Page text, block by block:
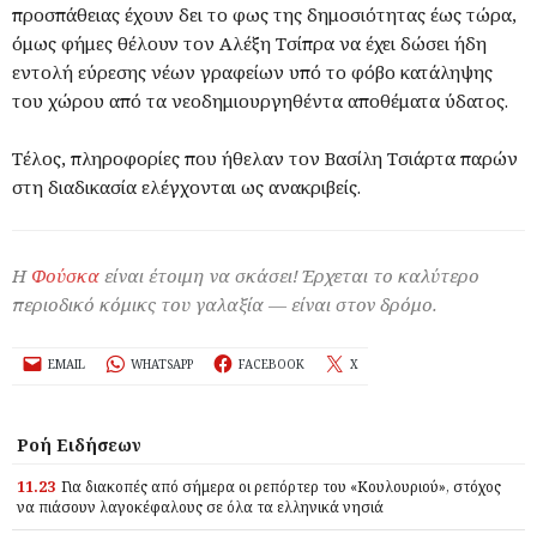
προσπάθειας έχουν δει το φως της δημοσιότητας έως τώρα,
όμως φήμες θέλουν τον Αλέξη Τσίπρα να έχει δώσει ήδη
εντολή εύρεσης νέων γραφείων υπό το φόβο κατάληψης
του χώρου από τα νεοδημιουργηθέντα αποθέματα ύδατος.
Τέλος, πληροφορίες που ήθελαν τον Βασίλη Τσιάρτα παρών
στη διαδικασία ελέγχονται ως ανακριβείς.
Η Φούσκα είναι έτοιμη να σκάσει! Έρχεται το καλύτερο
περιοδικό κόμικς του γαλαξία — είναι στον δρόμο.
EMAIL WHATSAPP FACEBOOK X
Ροή Ειδήσεων
11.23 Για διακοπές από σήμερα οι ρεπόρτερ του «Κουλουριού», στόχος
να πιάσουν λαγοκέφαλους σε όλα τα ελληνικά νησιά